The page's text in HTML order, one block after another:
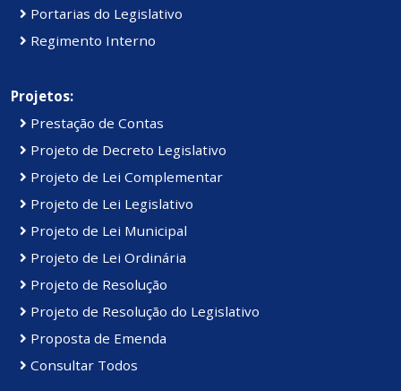
Portarias do Legislativo
Regimento Interno
Projetos:
Prestação de Contas
Projeto de Decreto Legislativo
Projeto de Lei Complementar
Projeto de Lei Legislativo
Projeto de Lei Municipal
Projeto de Lei Ordinária
Projeto de Resolução
Projeto de Resolução do Legislativo
Proposta de Emenda
Consultar Todos